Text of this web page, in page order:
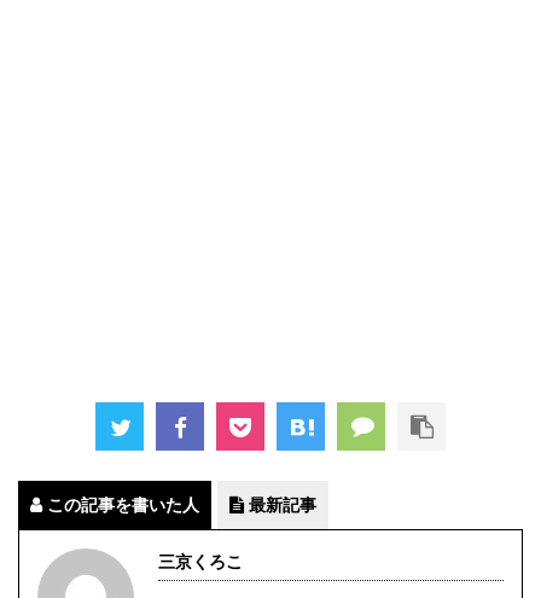
この記事を書いた人 最新記事
三京くろこ